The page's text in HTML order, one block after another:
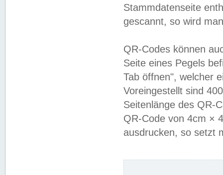
Stammdatenseite
gescannt, so wird
QR-Codes können
Seite eines Pegels
Tab öffnen", welcher
Voreingestellt sind
Seitenlänge des QR-
QR-Code von 4cm ×
ausdrucken, so setzt